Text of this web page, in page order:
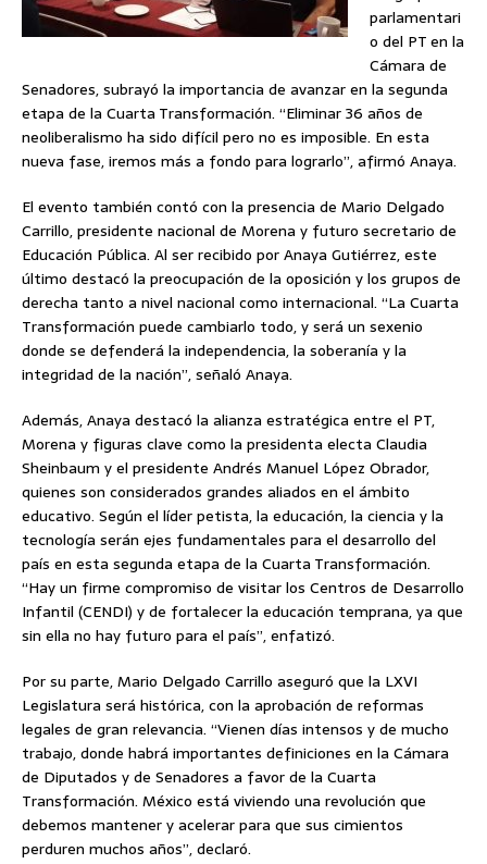
parlamentari
o del PT en la
Cámara de
Senadores, subrayó la importancia de avanzar en la segunda
etapa de la Cuarta Transformación. “Eliminar 36 años de
neoliberalismo ha sido difícil pero no es imposible. En esta
nueva fase, iremos más a fondo para lograrlo”, afirmó Anaya.
El evento también contó con la presencia de Mario Delgado
Carrillo, presidente nacional de Morena y futuro secretario de
Educación Pública. Al ser recibido por Anaya Gutiérrez, este
último destacó la preocupación de la oposición y los grupos de
derecha tanto a nivel nacional como internacional. “La Cuarta
Transformación puede cambiarlo todo, y será un sexenio
donde se defenderá la independencia, la soberanía y la
integridad de la nación”, señaló Anaya.
Además, Anaya destacó la alianza estratégica entre el PT,
Morena y figuras clave como la presidenta electa Claudia
Sheinbaum y el presidente Andrés Manuel López Obrador,
quienes son considerados grandes aliados en el ámbito
educativo. Según el líder petista, la educación, la ciencia y la
tecnología serán ejes fundamentales para el desarrollo del
país en esta segunda etapa de la Cuarta Transformación.
“Hay un firme compromiso de visitar los Centros de Desarrollo
Infantil (CENDI) y de fortalecer la educación temprana, ya que
sin ella no hay futuro para el país”, enfatizó.
Por su parte, Mario Delgado Carrillo aseguró que la LXVI
Legislatura será histórica, con la aprobación de reformas
legales de gran relevancia. “Vienen días intensos y de mucho
trabajo, donde habrá importantes definiciones en la Cámara
de Diputados y de Senadores a favor de la Cuarta
Transformación. México está viviendo una revolución que
debemos mantener y acelerar para que sus cimientos
perduren muchos años”, declaró.